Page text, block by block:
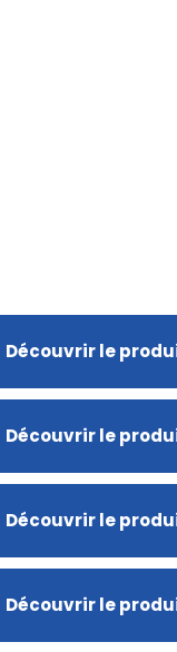
Découvrir le
Découvrir le
Découvrir le
Découvrir le